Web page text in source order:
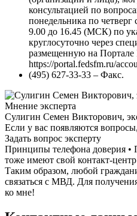
консультацией по
понедельника по
9.00 до 16.45 (МСК) по
круглосуточно через
размещенную на
https://portal.fedsfm.ru/
(495) 627-33-33 – Факс.
Мнение эксперта
Сулигин Семен Викторович,
Если у вас появляются
Задать вопрос эксперту
Принципы телефона доверия •
тоже имеют свой контакт-
Таким образом, любой
связаться с МВД. Для
ко мне!